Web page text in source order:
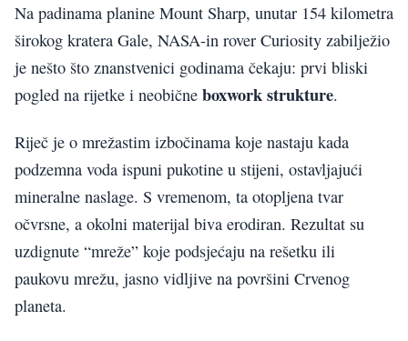
Na padinama planine Mount Sharp, unutar 154 kilometra
širokog kratera Gale, NASA-in rover Curiosity zabilježio
je nešto što znanstvenici godinama čekaju: prvi bliski
pogled na rijetke i neobične boxwork strukture.
Riječ je o mrežastim izbočinama koje nastaju kada
podzemna voda ispuni pukotine u stijeni, ostavljajući
mineralne naslage. S vremenom, ta otopljena tvar
očvrsne, a okolni materijal biva erodiran. Rezultat su
uzdignute “mreže” koje podsjećaju na rešetku ili
paukovu mrežu, jasno vidljive na površini Crvenog
planeta.